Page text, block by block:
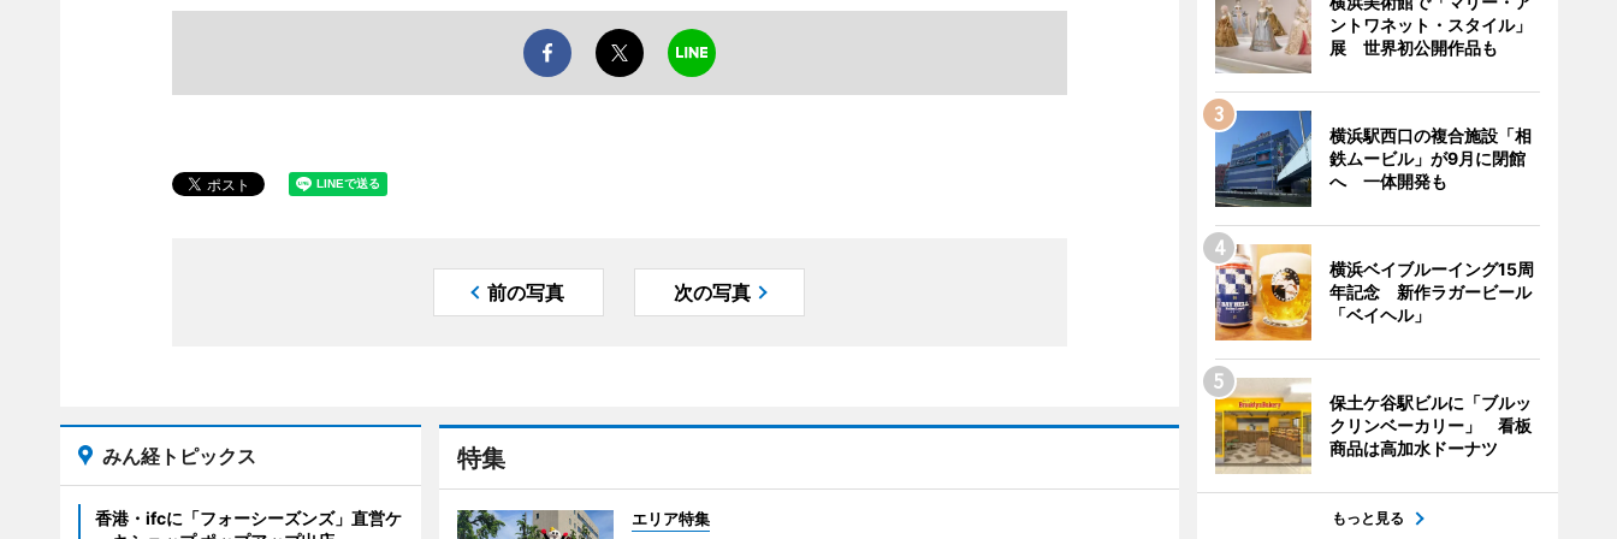
前の写真 次の写真
特集
エリア特集
みん経トピックス
香港・ifcに「フォーシーズンズ」直営ケ
ントワネット・スタイル」
展 世界初公開作品も
横浜駅西口の複合施設「相
鉄ムービル」が9月に閉館
へ 一体開発も
横浜ベイブルーイング15周
年記念 新作ラガービール
「ベイヘル」
保土ケ谷駅ビルに「ブルッ
クリンベーカリー」 看板
商品は高加水ドーナツ
もっと見る